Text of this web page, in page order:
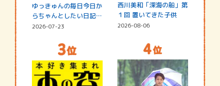
ゆっきゅんの毎日今日か
らちゃんとしたい日記
☆202…
2026-07-23
西川美和「深海の船」第
１回 置いてきた子供
2026-08-06